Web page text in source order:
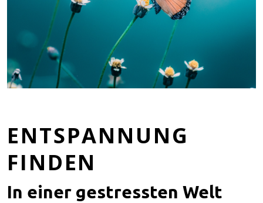
ENTSPANNUNG
FINDEN
In einer gestressten Welt